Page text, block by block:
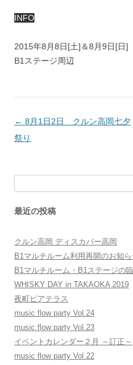
INFO
2015年8月8日[土]＆8月9日[
B1ステージ周辺
投
稿
ョ
ン
← 8月1日2日 クルン高岡七夕
祭り
最近の投稿
クルン高岡 ディスカバー高岡
B1マルチルーム利用再開のお知
B1マルチルーム・B1ステージの
WHISKY DAY in TAKAOKA 2019
夜町ビアテラス
music flow party Vol.24
music flow party Vol.23
イベントカレンダー２月 ～訂正～
music flow party Vol.22